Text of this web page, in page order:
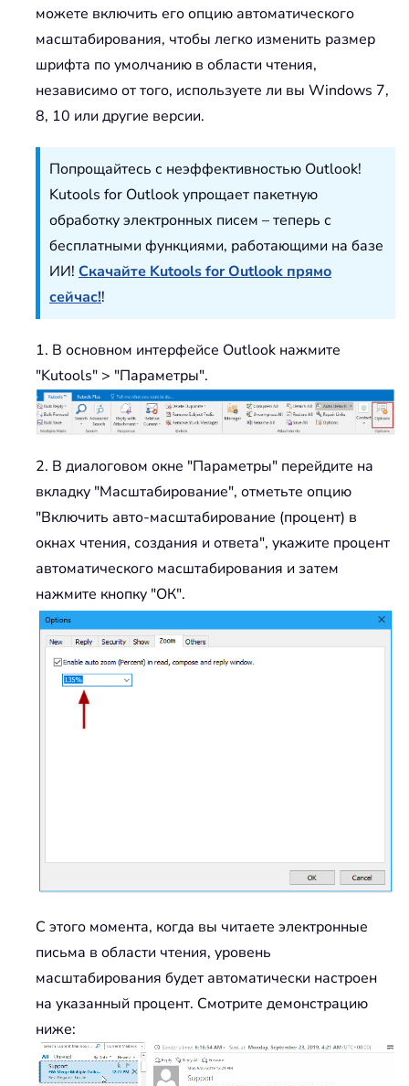
можете включить его опцию автоматического
масштабирования, чтобы легко изменить размер
шрифта по умолчанию в области чтения,
независимо от того, используете ли вы Windows 7,
8, 10 или другие версии.
Попрощайтесь с неэффективностью Outlook!
Kutools for Outlook упрощает пакетную
обработку электронных писем – теперь с
бесплатными функциями, работающими на базе
ИИ! Скачайте Kutools for Outlook прямо
сейчас!!
1. В основном интерфейсе Outlook нажмите
"Kutools" > "Параметры".
2. В диалоговом окне "Параметры" перейдите на
вкладку "Масштабирование", отметьте опцию
"Включить авто-масштабирование (процент) в
окнах чтения, создания и ответа", укажите процент
автоматического масштабирования и затем
нажмите кнопку "ОК".
С этого момента, когда вы читаете электронные
письма в области чтения, уровень
масштабирования будет автоматически настроен
на указанный процент. Смотрите демонстрацию
ниже: